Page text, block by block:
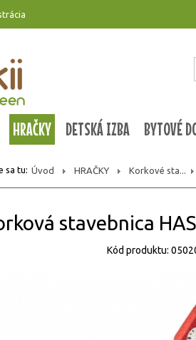
HRAČKY DETSKÁ IZBA BYTOVÉ
sa tu: Úvod HRAČKY Korkové sta...
stavebnica
Kód produktu: